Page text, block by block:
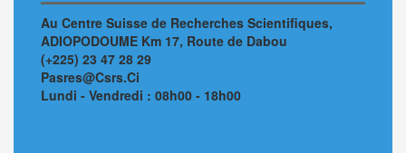
Au Centre Suisse de Recherches Scientifiques,
ADIOPODOUME Km 17, Route de Dabou
(+225) 23 47 28 29
Pasres@Csrs.Ci
Lundi - Vendredi : 08h00 - 18h00